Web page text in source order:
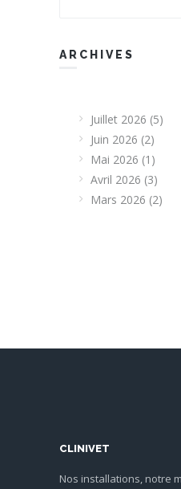
ARCHIVES
Juillet 2026 (5)
Juin 2026 (2)
Mai 2026 (1)
Avril 2026 (3)
Mars 2026 (2)
CLINIVET
Nos installations, notre